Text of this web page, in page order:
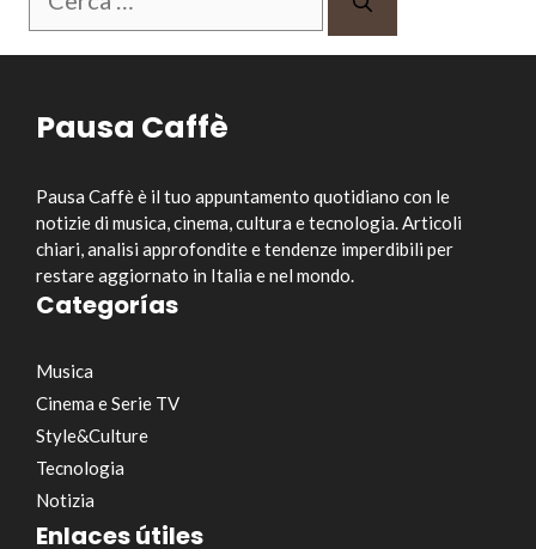
Pausa Caffè
Pausa Caffè è il tuo appuntamento quotidiano con le
notizie di musica, cinema, cultura e tecnologia. Articoli
chiari, analisi approfondite e tendenze imperdibili per
restare aggiornato in Italia e nel mondo.
Categorías
Musica
Cinema e Serie TV
Style&Culture
Tecnologia
Notizia
Enlaces útiles